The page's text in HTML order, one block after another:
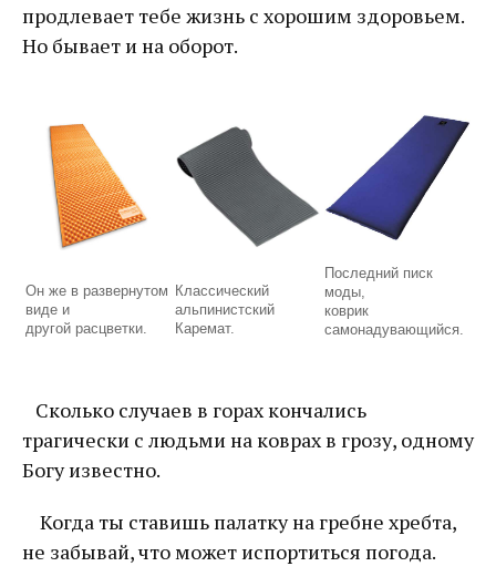
продлевает тебе жизнь с хорошим здоровьем.
Но бывает и на оборот.
Он же в развернутом
виде и
другой расцветки.
Классический
альпинистский
Каремат.
Последний писк
моды,
коврик
самонадувающийся.
Сколько случаев в горах кончались
трагически с людьми на коврах в грозу, одному
Богу известно.
Когда ты ставишь палатку на гребне хребта,
не забывай, что может испортиться погода.